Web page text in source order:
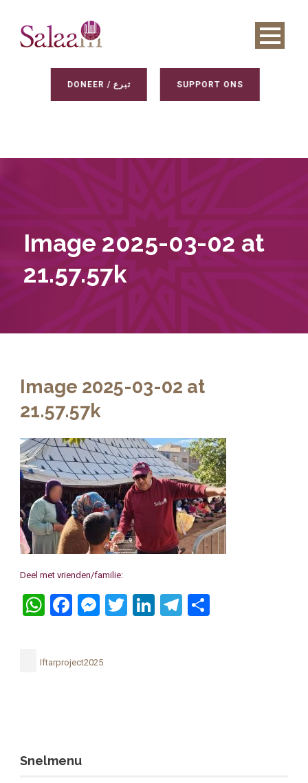
DONEER / تبرع SUPPORT ONS
Image 2025-03-02 at
21.57.57k
Image 2025-03-02 at
21.57.57k
Deel met vrienden/familie:
WhatsApp
Facebook
Messenger
Twitter
LinkedIn
Telegram
Iftarproject2025
Snelmenu